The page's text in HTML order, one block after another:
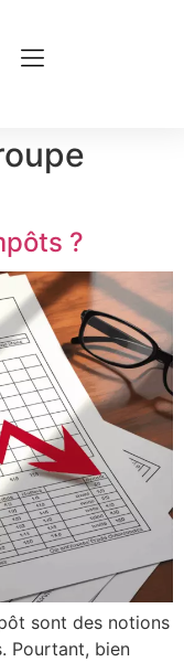
?
sont des notions
Pourtant, bien